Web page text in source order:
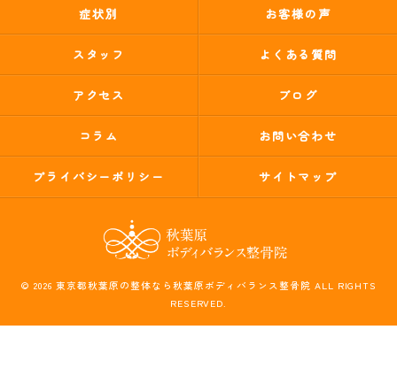
症状別 お客様の声
スタッフ よくある質問
アクセス ブログ
コラム お問い合わせ
プライバシーポリシー サイトマップ
© 2026 東京都秋葉原の整体なら秋葉原ボディバランス整骨院 ALL RIGHTS
RESERVED.